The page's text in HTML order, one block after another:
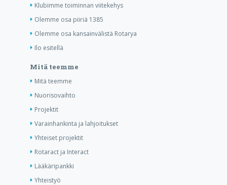
Klubimme toiminnan viitekehys
Olemme osa piiriä 1385
Olemme osa kansainvälistä Rotarya
Ilo esitellä
Mitä teemme
Mitä teemme
Nuorisovaihto
Projektit
Varainhankinta ja lahjoitukset
Yhteiset projektit
Rotaract ja Interact
Lääkäripankki
Yhteistyö